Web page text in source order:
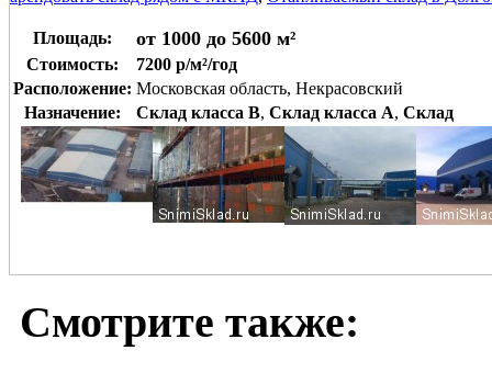
Площадь: от 1000 до 5600 м²
Стоимость:
7200 р/м²/год
Расположение: Московская область, Некрасовский
Назначение:
Склад класса B, Склад класса A, Склад
Смотрите также: